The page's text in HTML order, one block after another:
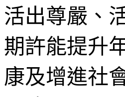
活出尊嚴、
期許能提升
康及增進社